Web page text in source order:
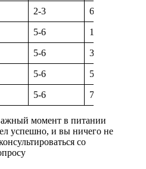
2-3 60-90
5-6 150–180
5-6 300–360
5-6 500-600
5-6 750
момент в питании
успешно, и вы ничего не
со